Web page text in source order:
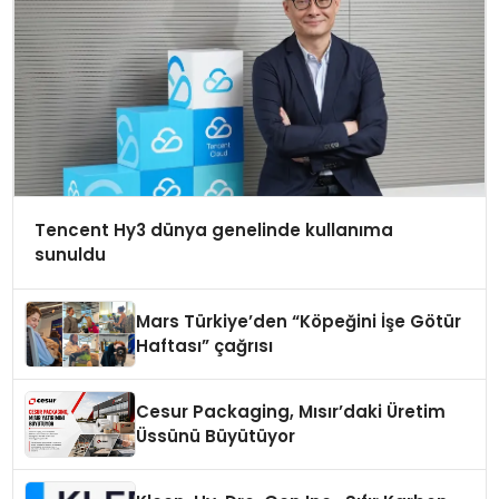
Tencent Hy3 dünya genelinde kullanıma
sunuldu
Mars Türkiye’den “Köpeğini İşe Götür
Haftası” çağrısı
Cesur Packaging, Mısır’daki Üretim
Üssünü Büyütüyor